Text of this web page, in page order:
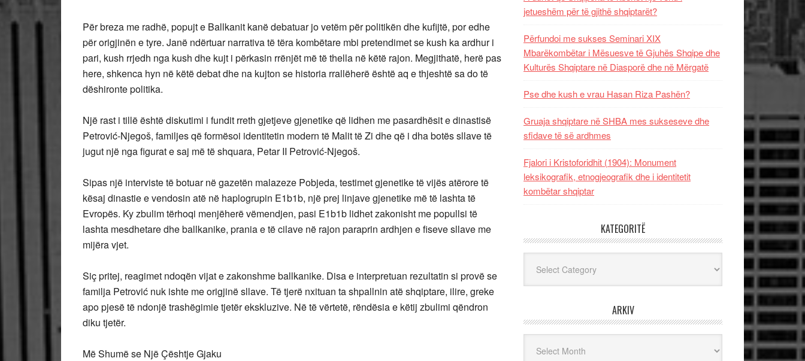
Për breza me radhë, popujt e Ballkanit kanë debatuar jo vetëm për politikën dhe kufijtë, por edhe
për origjinën e tyre. Janë ndërtuar narrativa të tëra kombëtare mbi pretendimet se kush ka ardhur i
pari, kush rrjedh nga kush dhe kujt i përkasin rrënjët më të thella në këtë rajon. Megjithatë, herë pas
here, shkenca hyn në këtë debat dhe na kujton se historia rrallëherë është aq e thjeshtë sa do të
dëshironte politika.
Një rast i tillë është diskutimi i fundit rreth gjetjeve gjenetike që lidhen me pasardhësit e dinastisë
Petrović-Njegoš, familjes që formësoi identitetin modern të Malit të Zi dhe që i dha botës sllave të
jugut një nga figurat e saj më të shquara, Petar II Petrović-Njegoš.
Sipas një interviste të botuar në gazetën malazeze Pobjeda, testimet gjenetike të vijës atërore të
kësaj dinastie e vendosin atë në haplogrupin E1b1b, një prej linjave gjenetike më të lashta të
Evropës. Ky zbulim tërhoqi menjëherë vëmendjen, pasi E1b1b lidhet zakonisht me popullsi të
lashta mesdhetare dhe ballkanike, prania e të cilave në rajon paraprin ardhjen e fiseve sllave me
mijëra vjet.
Siç pritej, reagimet ndoqën vijat e zakonshme ballkanike. Disa e interpretuan rezultatin si provë se
familja Petrović nuk ishte me origjinë sllave. Të tjerë nxituan ta shpallnin atë shqiptare, ilire, greke
apo pjesë të ndonjë trashëgimie tjetër ekskluzive. Në të vërtetë, rëndësia e këtij zbulimi qëndron
diku tjetër.
Më Shumë se Një Çështje Gjaku
jetueshëm për të gjithë shqiptarët?
Përfundoi me sukses Seminari XIX
Mbarëkombëtar i Mësuesve të Gjuhës Shqipe dhe
Kulturës Shqiptare në Diasporë dhe në Mërgatë
Pse dhe kush e vrau Hasan Riza Pashën?
Gruaja shqiptare në SHBA mes sukseseve dhe
sfidave të së ardhmes
Fjalori i Kristoforidhit (1904): Monument
leksikografik, etnogjeografik dhe i identitetit
kombëtar shqiptar
KATEGORITË
ARKIV